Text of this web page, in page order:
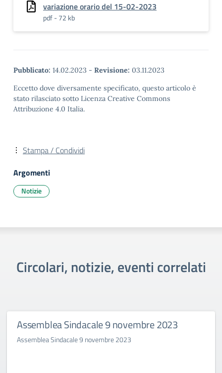
variazione orario del 15-02-2023
pdf - 72 kb
Pubblicato: 14.02.2023 - Revisione: 03.11.2023
Eccetto dove diversamente specificato, questo articolo è
stato rilasciato sotto Licenza Creative Commons
Attribuzione 4.0 Italia.
Stampa / Condividi
Argomenti
Notizie
Circolari, notizie, eventi correlati
Assemblea Sindacale 9 novembre 2023
Assemblea Sindacale 9 novembre 2023